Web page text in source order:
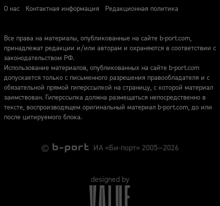
О нас
Контактная информация Редакционная политика
Все права на материалы, опубликованные на сайте b-port.com,
принадлежат редакции и/или авторам и охраняются в соответствии с
законодательством РФ.
Использование материалов, опубликованных на сайте b-port.com
допускается только с письменного разрешения правообладателя и с
обязательной прямой гиперссылкой на страницу, с которой материал
заимствован. Гиперссылка должна размещаться непосредственно в
тексте, воспроизводящем оригинальный материал b-port.com, до или
после цитируемого блока.
© ИА «Би-порт» 2005—2026
designed by